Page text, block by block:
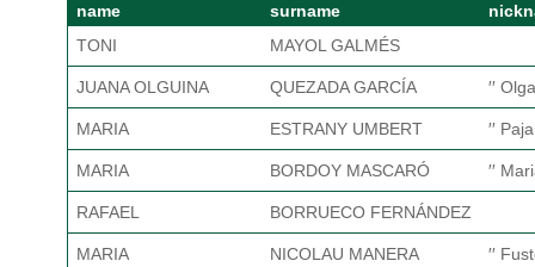
name surname
TONI
MAYOL GALMÉS
JUANA OLGUINA QUEZADA GARCÍA ′′ Olga
MARIA ESTRANY UMBERT ′′
MARIA BORDOY MASCARÓ ′′
RAFAEL BORRUECO FERNÁNDEZ
MARIA NICOLAU MANERA ′′